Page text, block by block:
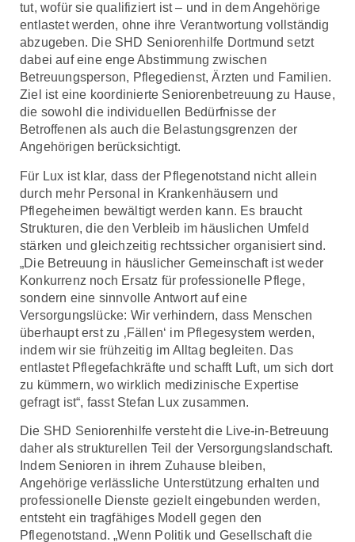
tut, wofür sie qualifiziert ist – und in dem Angehörige
entlastet werden, ohne ihre Verantwortung vollständig
abzugeben. Die SHD Seniorenhilfe Dortmund setzt
dabei auf eine enge Abstimmung zwischen
Betreuungsperson, Pflegedienst, Ärzten und Familien.
Ziel ist eine koordinierte Seniorenbetreuung zu Hause,
die sowohl die individuellen Bedürfnisse der
Betroffenen als auch die Belastungsgrenzen der
Angehörigen berücksichtigt.
Für Lux ist klar, dass der Pflegenotstand nicht allein
durch mehr Personal in Krankenhäusern und
Pflegeheimen bewältigt werden kann. Es braucht
Strukturen, die den Verbleib im häuslichen Umfeld
stärken und gleichzeitig rechtssicher organisiert sind.
„Die Betreuung in häuslicher Gemeinschaft ist weder
Konkurrenz noch Ersatz für professionelle Pflege,
sondern eine sinnvolle Antwort auf eine
Versorgungslücke: Wir verhindern, dass Menschen
überhaupt erst zu ‚Fällen‘ im Pflegesystem werden,
indem wir sie frühzeitig im Alltag begleiten. Das
entlastet Pflegefachkräfte und schafft Luft, um sich dort
zu kümmern, wo wirklich medizinische Expertise
gefragt ist“, fasst Stefan Lux zusammen.
Die SHD Seniorenhilfe versteht die Live-in-Betreuung
daher als strukturellen Teil der Versorgungslandschaft.
Indem Senioren in ihrem Zuhause bleiben,
Angehörige verlässliche Unterstützung erhalten und
professionelle Dienste gezielt eingebunden werden,
entsteht ein tragfähiges Modell gegen den
Pflegenotstand. „Wenn Politik und Gesellschaft die